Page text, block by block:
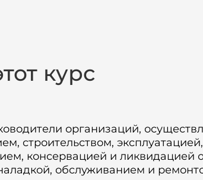
курс
организаций,
строительством,
консервацией и ликвидацией
обслуживанием и